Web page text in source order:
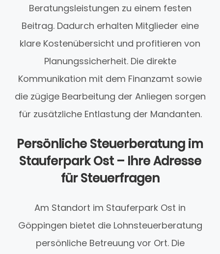
Beratungsleistungen zu einem festen
Beitrag. Dadurch erhalten Mitglieder eine
klare Kostenübersicht und profitieren von
Planungssicherheit. Die direkte
Kommunikation mit dem Finanzamt sowie
die zügige Bearbeitung der Anliegen sorgen
für zusätzliche Entlastung der Mandanten.
Persönliche Steuerberatung im
Stauferpark Ost – Ihre Adresse
für Steuerfragen
Am Standort im Stauferpark Ost in
Göppingen bietet die Lohnsteuerberatung
persönliche Betreuung vor Ort. Die